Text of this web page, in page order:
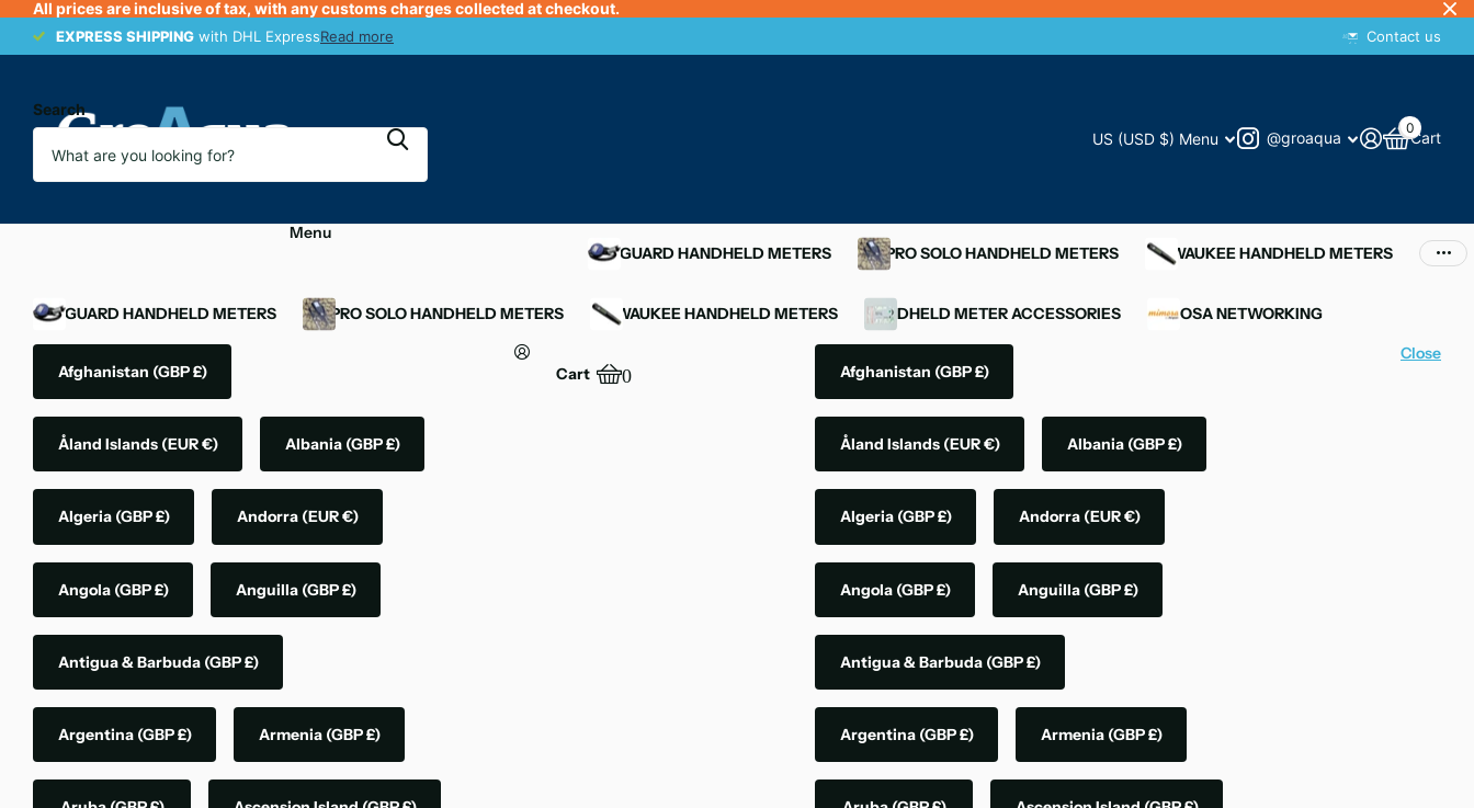
All prices are inclusive of tax, with any customs charges collected at checkout.
EXPRESS SHIPPING with DHL ExpressRead more
EXPRESS SHIPPING Contact us
Search
US (USD $) Menu @groaqua Cart
0
Menu
OXYGUARD HANDHELD METERS
YSI PRO SOLO HANDHELD METERS MILWAUKEE HANDHELD METERS
OXYGUARD HANDHELD METERS YSI PRO SOLO HANDHELD METERS MILWAUKEE HANDHELD METERS HANDHELD METER ACCESSORIES MIMOSA NETWORKING
Afghanistan (GBP £)
Åland Islands (EUR €) Albania (GBP £)
Algeria (GBP £) Andorra (EUR €)
Angola (GBP £) Anguilla (GBP £)
Antigua & Barbuda (GBP £)
Argentina (GBP £) Armenia (GBP £)
Cart 0 Afghanistan (GBP £)
Åland Islands (EUR €) Albania (GBP £)
Algeria (GBP £) Andorra (EUR €)
Angola (GBP £) Anguilla (GBP £)
Antigua & Barbuda (GBP £)
Argentina (GBP £) Armenia (GBP £)
Close